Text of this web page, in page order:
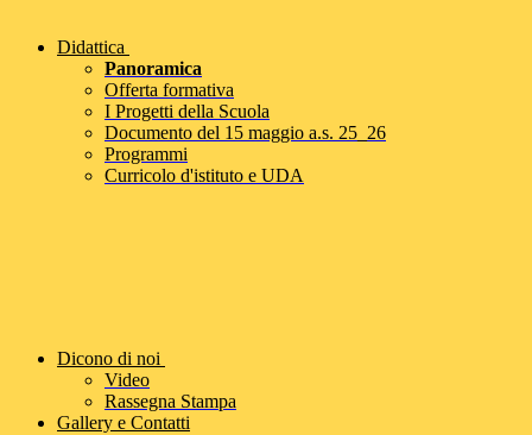
Didattica
Panoramica
Offerta formativa
I Progetti della Scuola
Documento del 15 maggio a.s. 25_26
Programmi
Curricolo d'istituto e UDA
Dicono di noi
Video
Rassegna Stampa
Gallery e Contatti